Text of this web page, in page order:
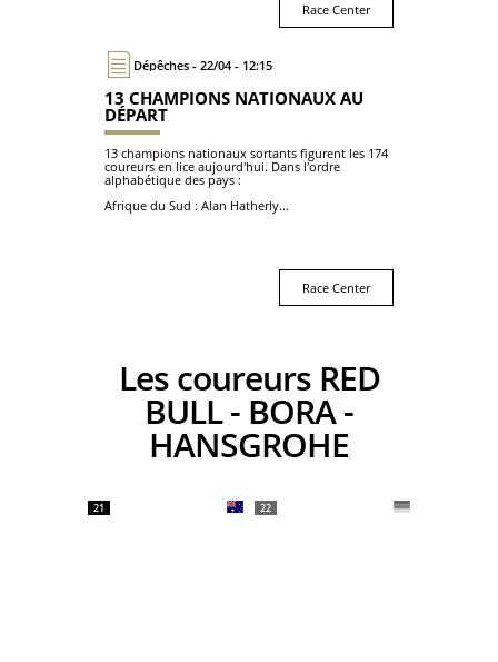
Race Center
Dépêches - 22/04 - 12:15
13 CHAMPIONS NATIONAUX AU
DÉPART
13 champions nationaux sortants figurent les 174
coureurs en lice aujourd'hui. Dans l'ordre
alphabétique des pays :
Afrique du Sud : Alan Hatherly...
Race Center
Les coureurs RED
BULL - BORA -
HANSGROHE
21 22